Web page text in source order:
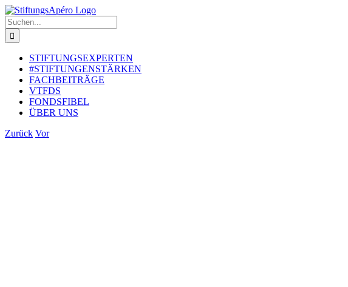
Zum
Inhalt
springen
Suche
nach:
STIFTUNGSEXPERTEN
#STIFTUNGENSTÄRKEN
FACHBEITRÄGE
VTFDS
FONDSFIBEL
ÜBER UNS
Zurück Vor